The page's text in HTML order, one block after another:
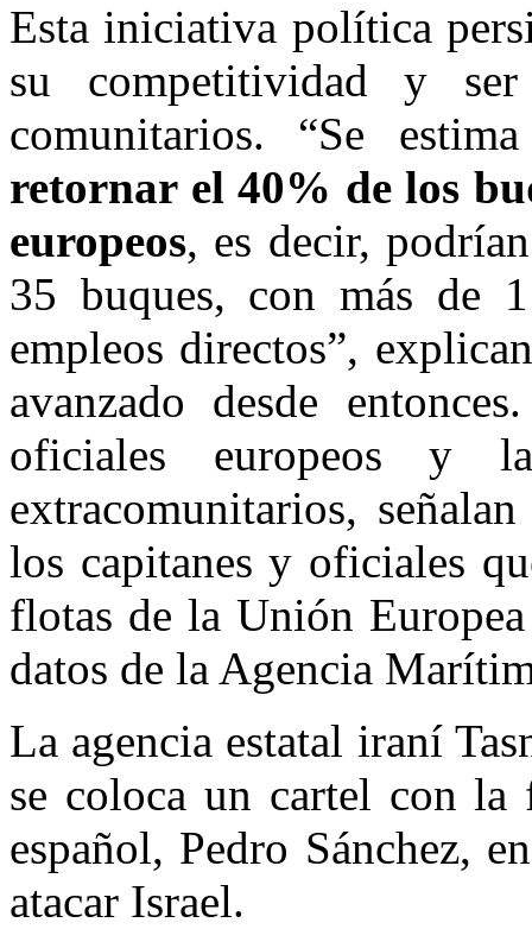
Esta iniciativa política
su competitividad y
comunitarios. “Se
retornar el 40% de los
europeos, es decir,
35 buques, con más de
empleos directos”,
avanzado desde
oficiales europeos y
extracomunitarios,
los capitanes y oficiales
flotas de la Unión
datos de la Agencia
La agencia estatal iraní
se coloca un cartel con
español, Pedro Sánchez,
atacar Israel.